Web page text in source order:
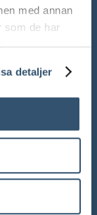
med annan
som de har
detaljer